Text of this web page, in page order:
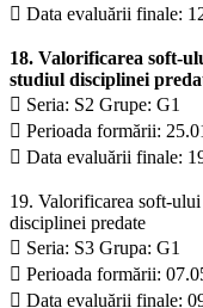
 Data evaluării finale:
18. Valorificarea soft-
studiul disciplinei
 Seria: S2 Grupe: G1
 Perioada formării:
 Data evaluării finale:
19. Valorificarea soft-
disciplinei predate
 Seria: S3 Grupa: G1
 Perioada formării:
 Data evaluării finale: